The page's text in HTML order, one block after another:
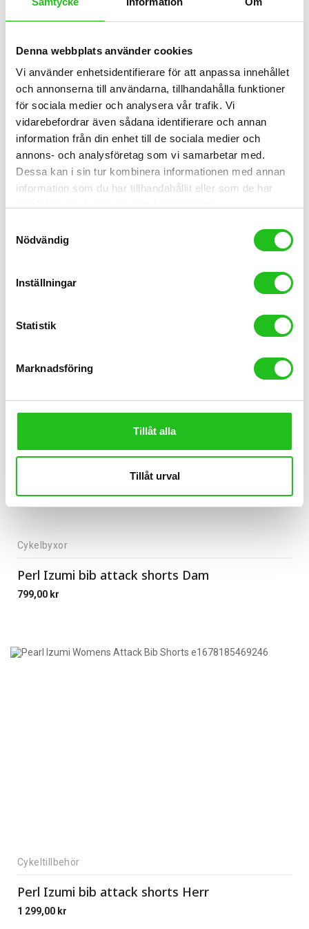
Denna webbplats använder cookies
Vi använder enhetsidentifierare för att anpassa innehållet
och annonserna till användarna, tillhandahålla funktioner
för sociala medier och analysera vår trafik. Vi
vidarebefordrar även sådana identifierare och annan
information från din enhet till de sociala medier och
annons- och analysföretag som vi samarbetar med.
Dessa kan i sin tur kombinera informationen med annan
information som du har tillhandahållit eller som de har
Nödvändig
Inställningar
Statistik
Marknadsföring
Tillåt alla
Tillåt urval
1 299,00
Cykelbyxor
Perl Izumi bib attack shorts Dam
799,00 kr
Cykeltillbehör
Perl Izumi bib attack shorts Herr
1 299,00 kr